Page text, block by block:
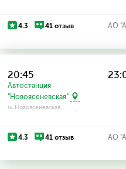
4.3 41 отзыв АО
20:45
Автостанция
"Новоясеневская"
м. Новоясеневская
4.3 41 отзыв АО